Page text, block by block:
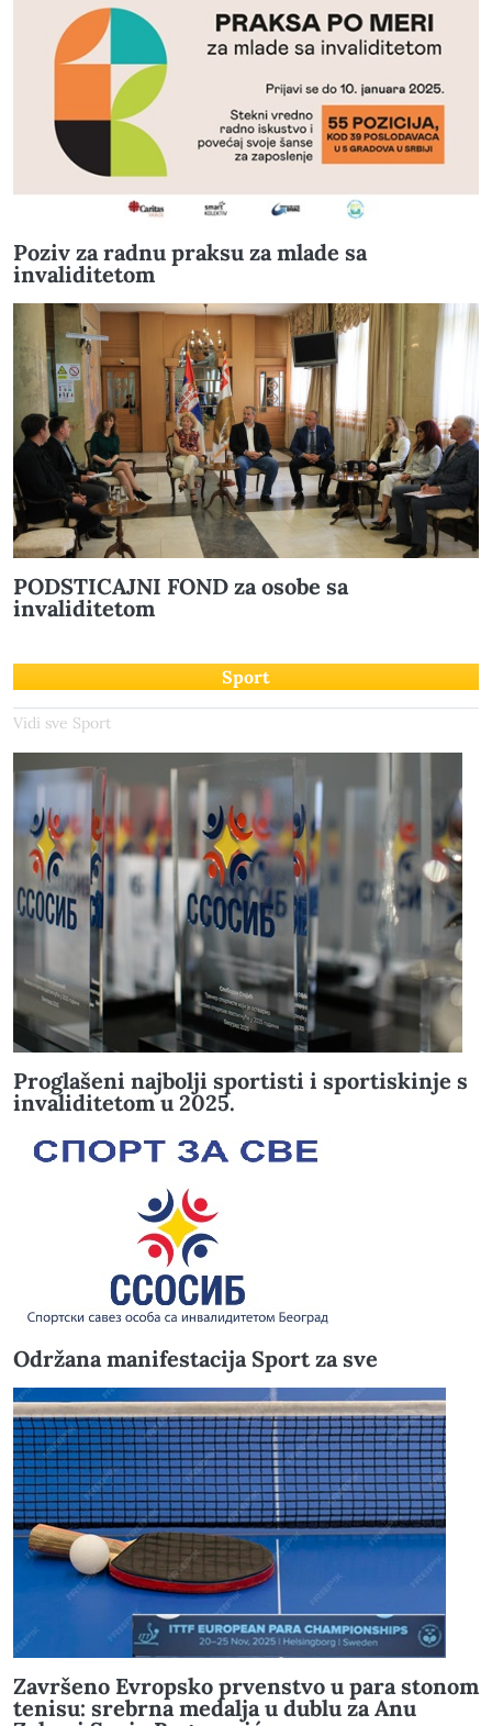
Poziv za radnu praksu za mlade sa
invaliditetom
PODSTICAJNI FOND za osobe sa
invaliditetom
Sport
Vidi sve Sport
Proglašeni najbolji sportisti i sportiskinje s
invaliditetom u 2025.
Održana manifestacija Sport za sve
Završeno Evropsko prvenstvo u para stonom
tenisu: srebrna medalja u dublu za Anu